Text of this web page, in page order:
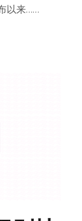
以来……